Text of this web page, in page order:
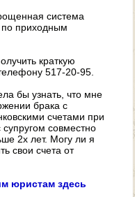
система
по приходным
краткую
517-20-95.
бы узнать, что мне
брака с
счетами при
супругом совместно
2х лет. Могу ли я
свои счета от
юристам здесь